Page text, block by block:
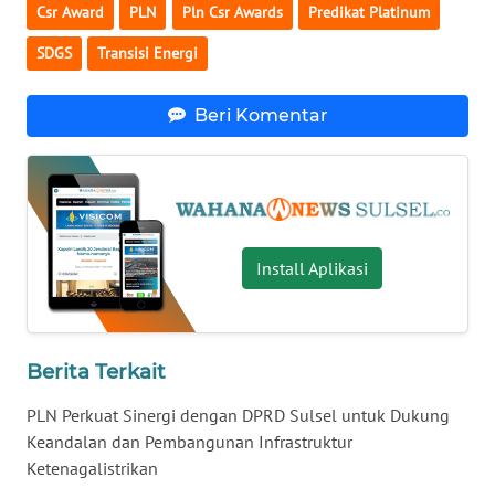
Csr Award PLN Pln Csr Awards Predikat Platinum
SDGS Transisi Energi
Beri Komentar
Install Aplikasi
Berita Terkait
PLN Perkuat Sinergi dengan DPRD Sulsel untuk Dukung
Keandalan dan Pembangunan Infrastruktur
Ketenagalistrikan
WN
KALTARA
KALSEL
WN
KALTIM
WN
SULSEL
WN
WN
SULUT